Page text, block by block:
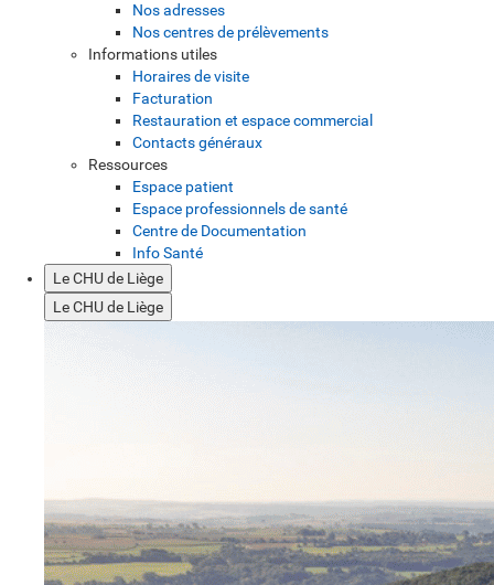
Nos adresses
Nos centres de prélèvements
Informations utiles
Horaires de visite
Facturation
Restauration et espace commercial
Contacts généraux
Ressources
Espace patient
Espace professionnels de santé
Centre de Documentation
Info Santé
Le CHU de Liège
Le CHU de Liège